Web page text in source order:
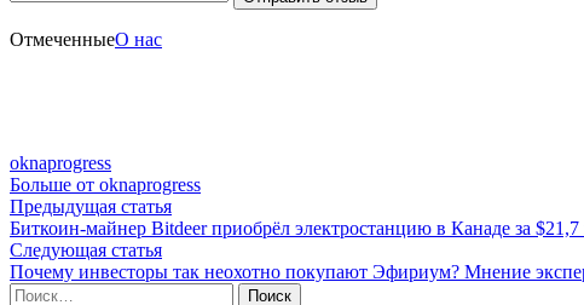
ОтмеченныеО нас
oknaprogress
Больше от oknaprogress
Навигация
по
записям
Предыдущая статьяПредыдущая
статья:
Биткоин-майнер Bitdeer приобрёл электростанцию в Канаде за
Следующая статьяСледующая
статья:
Почему инвесторы так неохотно покупают Эфириум? Мнение
Найти: